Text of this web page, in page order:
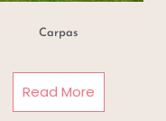
Carpas
Read More